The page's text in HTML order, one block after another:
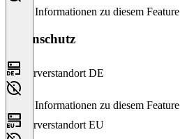
Keine Informationen zu diesem Feature
Datenschutz
Serverstandort DE
Keine Informationen zu diesem Feature
Serverstandort EU